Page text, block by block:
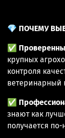
💎 ПОЧЕМУ
✅
крупных
контроля
ветеринарный
✅
знают как
получается